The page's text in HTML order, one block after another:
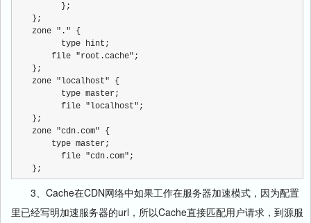
      };
};
zone "." {
      type hint;
    file "root.cache";
};
zone "localhost" {
      type master;
      file "localhost";
};
zone "cdn.com" {
    type master;
      file "cdn.com";
};
3、Cache在CDN网络中如果工作在服务器加速模式，因为配置
里已经写明加速服务器的url，所以Cache直接匹配用户请求，到源服